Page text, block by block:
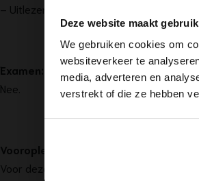
Deze website maakt
We gebruiken cookies om
websiteverkeer te
media, adverteren en
verstrekt of die ze hebben
– Uitlezen bestuurderskaart
Examen:
Nee.
Vooropleiding:
Voor deze opleiding heeft u geen